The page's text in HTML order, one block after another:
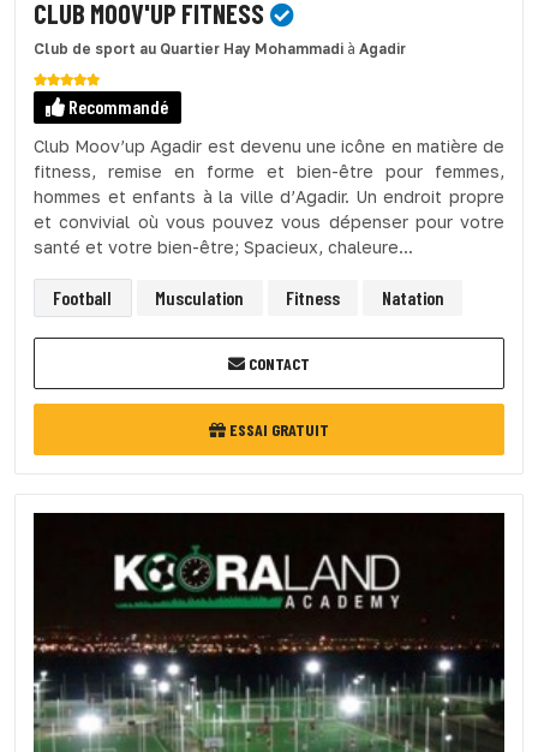
CLUB MOOV'UP FITNESS
Club de sport au Quartier Hay Mohammadi à Agadir
Recommandé
Club Moov’up Agadir est devenu une icône en matière de
fitness, remise en forme et bien-être pour femmes,
hommes et enfants à la ville d’Agadir. Un endroit propre
et convivial où vous pouvez vous dépenser pour votre
santé et votre bien-être; Spacieux, chaleure...
Football Musculation Fitness Natation
CONTACT
ESSAI GRATUIT